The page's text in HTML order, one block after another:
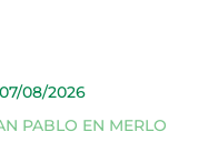
07/08/2026
PABLO EN MERLO